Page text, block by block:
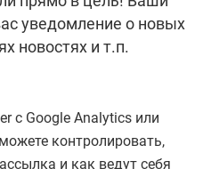
уведомление о новых
новостях и т.п.
с Google Analytics или
контролировать,
и как ведут себя